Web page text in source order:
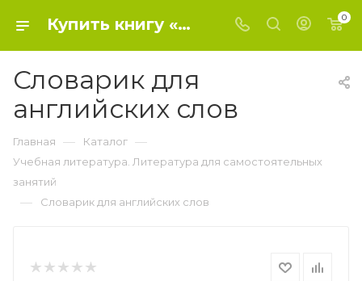
Купить книгу «Словарик для английских слов» 2019, К. Э. Ачасова - Учебная литература. Литература для самостоятельных занятий 0
Словарик для
английских слов
Главная — Каталог —
Учебная литература. Литература для самостоятельных
занятий
— Словарик для английских слов